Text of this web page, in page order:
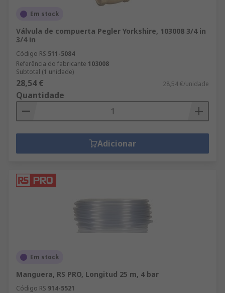
Em stock
Válvula de compuerta Pegler Yorkshire, 103008 3/4 in
3/4 in
Código RS 511-5084
Referência do fabricante 103008
Subtotal (1 unidade)
28,54 € 28,54 €/unidade
Quantidade
Adicionar
Em stock
Manguera, RS PRO, Longitud 25 m, 4 bar
Código RS 914-5521